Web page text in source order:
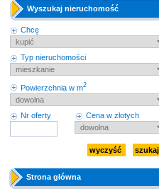
Wyszukaj nieruchomość
Chcę
Typ nieruchomości
Powierzchnia w m2
Nr oferty Cena w złotych
Strona główna